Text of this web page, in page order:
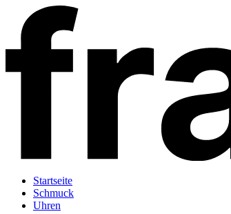
Startseite
Schmuck
Uhren